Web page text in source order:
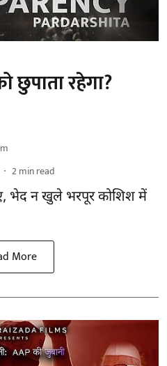
छुपाता रहेगा?
2min read
भेद न खुले भरपूर कोशिश में
More